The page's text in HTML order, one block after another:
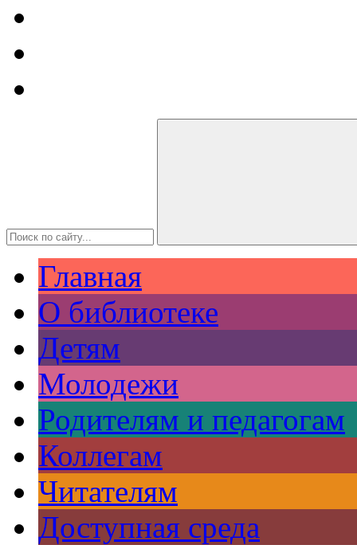
Главная
О библиотеке
Детям
Молодежи
Родителям и педагогам
Коллегам
Читателям
Доступная среда